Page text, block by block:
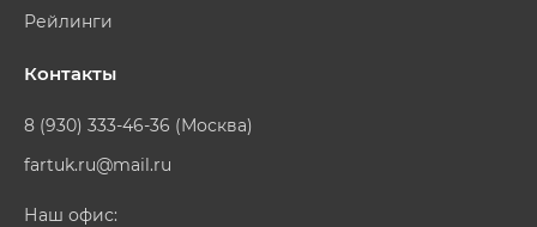
Рейлинги
Контакты
8 (930) 333-46-36 (Москва)
fartuk.ru@mail.ru
Наш офис: